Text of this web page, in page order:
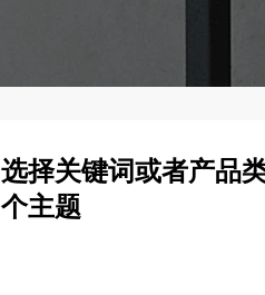
选择关键词或者产品
个主题